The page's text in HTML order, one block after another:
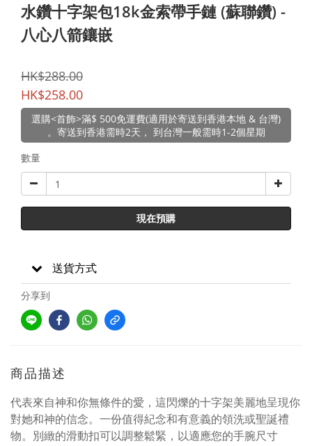
水鑽十字架包18k金索帶手鏈 (蘇聯鑽) -
八心八箭鑲嵌
HK$288.00
HK$258.00
選購<首飾>滿$ 500免運費(適用於寄送到香港本地 & 台灣)
。寄送到香港需時2天， 到台灣一般需時1-2個星期
數量
現在預購
送貨方式
分享到
商品描述
代表來自神和你無條件的愛，這閃爍的十字架美麗地呈現你
對她和神的信念。一份值得紀念和有意義的領洗或聖誕禮
物。別緻的滑動扣可以調整鬆緊，以適應您的手腕尺寸